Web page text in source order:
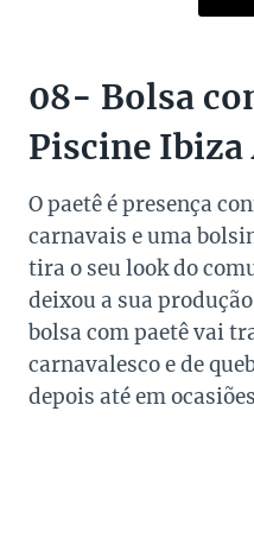
08- Bolsa
Piscine Ibiza
O paetê é presença
carnavais e uma
tira o seu look do
deixou a sua
bolsa com paetê vai
carnavalesco e de
depois até em